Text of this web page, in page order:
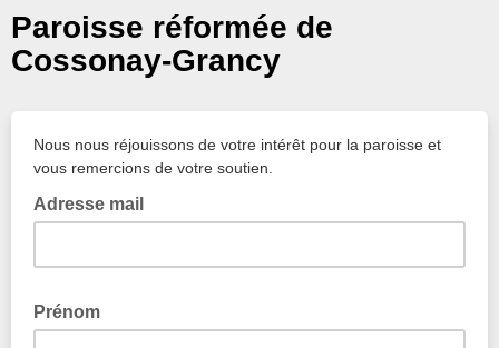
Paroisse réformée de
Cossonay-Grancy
Nous nous réjouissons de votre intérêt pour la paroisse et
vous remercions de votre soutien.
Adresse mail
Prénom